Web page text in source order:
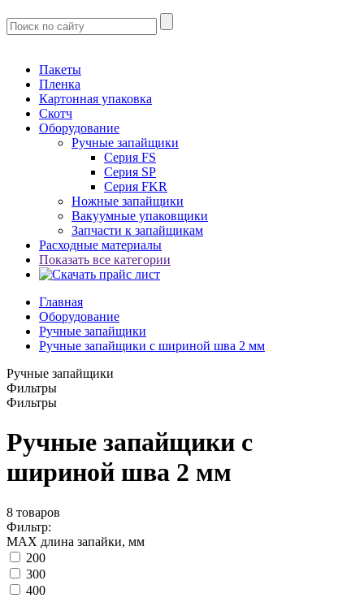
Пакеты
Пленка
Картонная упаковка
Скотч
Оборудование
Ручные запайщики
Серия FS
Серия SP
Серия FKR
Ножные запайщики
Вакуумные упаковщики
Запчасти к запайщикам
Расходные материалы
Показать все категории
Главная
Оборудование
Ручные запайщики
Ручные запайщики с шириной шва 2 мм
Ручные запайщики
Фильтры
Фильтры
Ручные запайщики с
шириной шва 2 мм
8 товаров
Фильтр:
MAX длина запайки, мм
200
300
400